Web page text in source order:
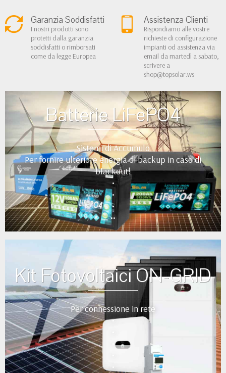
Garanzia Soddisfatti
I nostri prodotti sono
protetti dalla garanzia
soddisfatti o rimborsati
come da legge Europea
Assistenza Clienti
Rispondiamo alle vostre
richieste di configurazione
impianti od assistenza via
email da martedì a sabato,
scrivere a
shop@topsolar.ws
Batterie LiFePO4
Sistemi di Accumulo
Per fornire ulteriore energia di backup in caso di
blackout!
•
•
•
••
Kit Fotovoltaici ON-GRID
Per connessione in rete
•
•